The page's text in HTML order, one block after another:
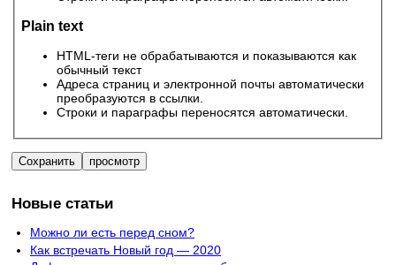
Plain text
HTML-теги не обрабатываются и показываются как
обычный текст
Адреса страниц и электронной почты автоматически
преобразуются в ссылки.
Строки и параграфы переносятся автоматически.
Новые статьи
Можно ли есть перед сном?
Как встречать Новый год — 2020